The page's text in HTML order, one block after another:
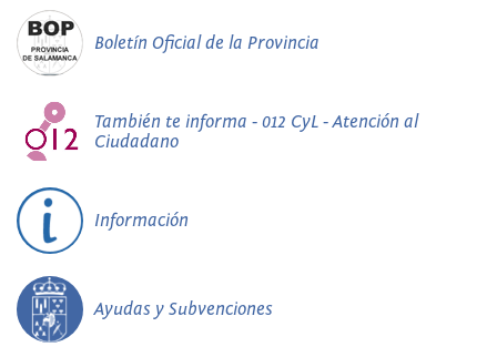
Boletín Oficial de la Provincia
También te informa - 012 CyL - Atención al
Ciudadano
Información
Ayudas y Subvenciones